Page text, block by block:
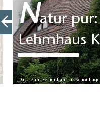
Natur
Lehmhaus
Das Lehm-Ferienhaus in